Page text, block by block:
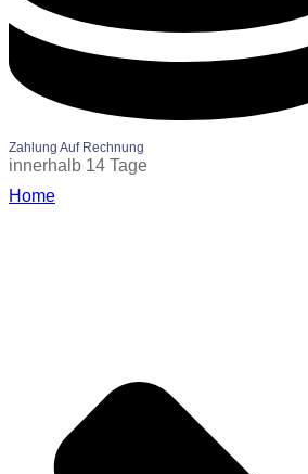
Zahlung Auf Rechnung
innerhalb 14 Tage
Home